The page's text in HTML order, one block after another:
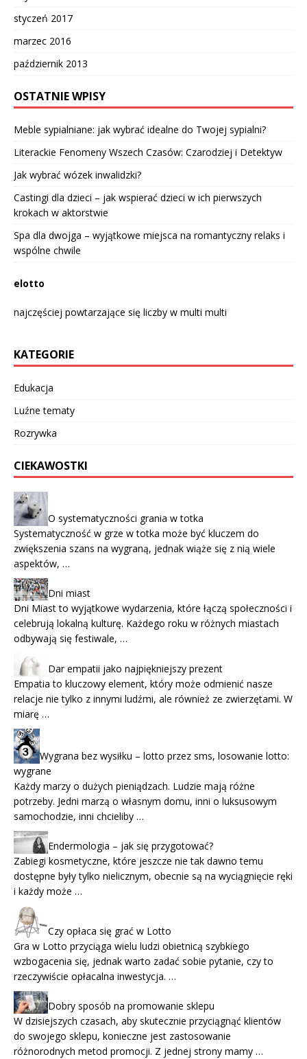
styczeń 2017
marzec 2016
październik 2013
OSTATNIE WPISY
Meble sypialniane: jak wybrać idealne do Twojej sypialni?
Literackie Fenomeny Wszech Czasów: Czarodziej i Detektyw
Jak wybrać wózek inwalidzki?
Castingi dla dzieci – jak wspierać dzieci w ich pierwszych
krokach w aktorstwie
Spa dla dwojga – wyjątkowe miejsca na romantyczny relaks i
wspólne chwile
elotto
najczęściej powtarzające się liczby w multi multi
KATEGORIE
Edukacja
Luźne tematy
Rozrywka
CIEKAWOSTKI
O systematyczności grania w totka
Systematyczność w grze w totka może być kluczem do
zwiększenia szans na wygraną, jednak wiąże się z nią wiele
aspektów, …
Dni miast
Dni Miast to wyjątkowe wydarzenia, które łączą społeczności i
celebrują lokalną kulturę. Każdego roku w różnych miastach
odbywają się festiwale, …
Dar empatii jako najpiękniejszy prezent
Empatia to kluczowy element, który może odmienić nasze
relacje nie tylko z innymi ludźmi, ale również ze zwierzętami. W
miarę …
Wygrana bez wysiłku – lotto przez sms, losowanie lotto:
wygrane
Każdy marzy o dużych pieniądzach. Ludzie mają różne
potrzeby. Jedni marzą o własnym domu, inni o luksusowym
samochodzie, inni chcieliby …
Endermologia – jak się przygotować?
Zabiegi kosmetyczne, które jeszcze nie tak dawno temu
dostępne były tylko nielicznym, obecnie są na wyciągnięcie ręki
i każdy może …
Czy opłaca się grać w Lotto
Gra w Lotto przyciąga wielu ludzi obietnicą szybkiego
wzbogacenia się, jednak warto zadać sobie pytanie, czy to
rzeczywiście opłacalna inwestycja. …
Dobry sposób na promowanie sklepu
W dzisiejszych czasach, aby skutecznie przyciągnąć klientów
do swojego sklepu, konieczne jest zastosowanie
różnorodnych metod promocji. Z jednej strony mamy …